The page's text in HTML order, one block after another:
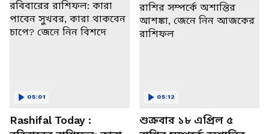
Rashifal Today :
05:01
শুক্রবার ১৮ এপ্রিল ৫
05:12